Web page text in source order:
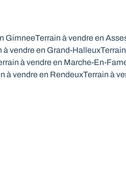
GimneeTerrain à vendre en
à vendre en Grand-Halleux
à vendre en Marche-En-
à vendre en RendeuxTerrain à